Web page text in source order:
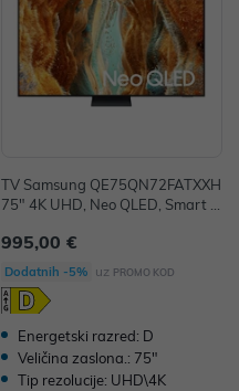
TV Samsung QE75QN72FATXXH
75" 4K UHD, Neo QLED, Smart T
995,00 €
Dodatnih -5% uz PROMO KOD
Energetski razred: D
Veličina zaslona.: 75"
Tip rezolucije: UHD\4K